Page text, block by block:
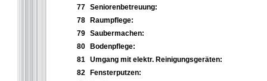
77 Seniorenbetreuung:
78
Raumpflege:
79 Saubermachen:
80
Bodenpflege:
81 Umgang mit elektr. Reinigungsgeräten:
82
Fensterputzen: